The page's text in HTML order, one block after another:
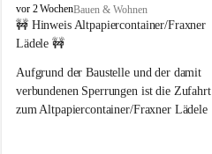
F
r
a
e
r
n
vor 2 WochenBauen & Wohnen
🚧 Hinweis Altpapiercontainer/Fraxner
Lädele 🚧
Aufgrund der Baustelle und der damit
verbundenen Sperrungen ist die Zufahrt
zum Altpapiercontainer/Fraxner Lädele